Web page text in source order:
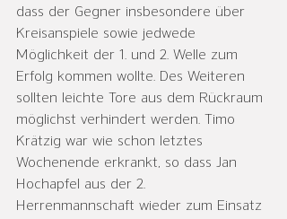
dass der Gegner insbesondere über
Kreisanspiele sowie jedwede
Möglichkeit der 1. und 2. Welle zum
Erfolg kommen wollte. Des Weiteren
sollten leichte Tore aus dem Rückraum
möglichst verhindert werden. Timo
Krätzig war wie schon letztes
Wochenende erkrankt, so dass Jan
Hochapfel aus der 2.
Herrenmannschaft wieder zum Einsatz